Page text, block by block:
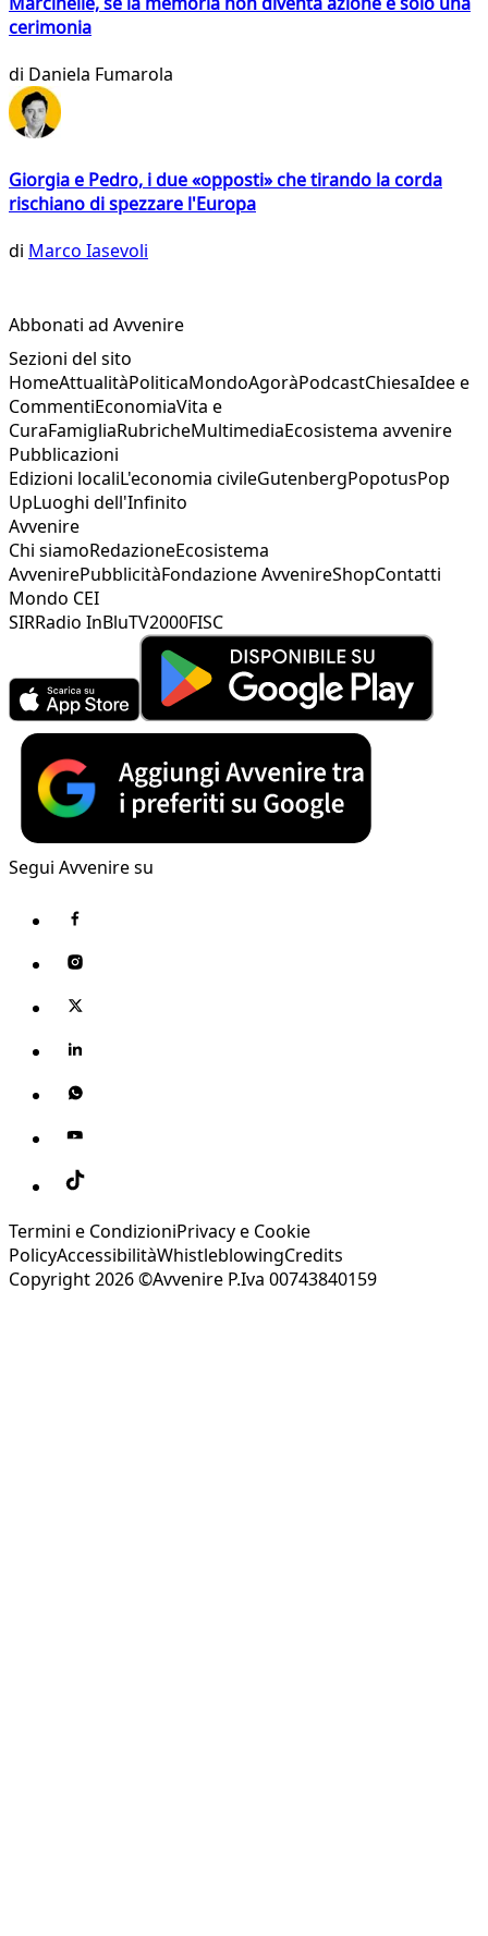
cerimonia
di Daniela Fumarola
Giorgia e Pedro, i due «opposti» che tirando la corda
rischiano di spezzare l'Europa
di Marco Iasevoli
Abbonati ad Avvenire
Sezioni del sito
HomeAttualitàPoliticaMondoAgoràPodcastChiesaIdee e
CommentiEconomiaVita e
CuraFamigliaRubricheMultimediaEcosistema avvenire
Pubblicazioni
Edizioni localiL'economia civileGutenbergPopotusPop
UpLuoghi dell'Infinito
Avvenire
Chi siamoRedazioneEcosistema
AvvenirePubblicitàFondazione AvvenireShopContatti
Mondo CEI
SIRRadio InBluTV2000FISC
Segui Avvenire su
Termini e CondizioniPrivacy e Cookie
PolicyAccessibilitàWhistleblowingCredits
Copyright 2026 ©Avvenire P.Iva 00743840159